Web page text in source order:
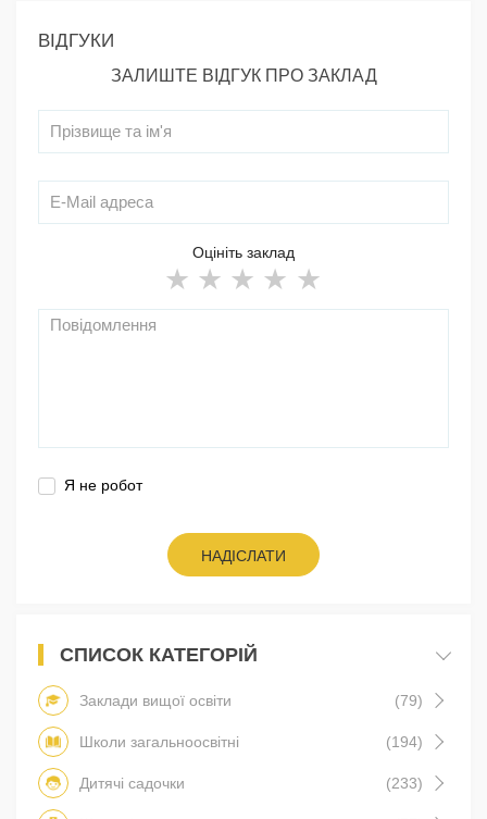
ВІДГУКИ
ЗАЛИШТЕ ВІДГУК ПРО ЗАКЛАД
Оцініть заклад
Я не робот
НАДІСЛАТИ
СПИСОК КАТЕГОРІЙ
Заклади вищої освіти (79)
Школи загальноосвітні (194)
Дитячі садочки (233)